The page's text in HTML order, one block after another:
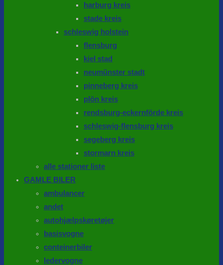
harburg kreis
stade kreis
schleswig holstein
flensburg
kiel stad
neumünster stadt
pinneberg kreis
plön kreis
rendsburg-eckernförde kreis
schleswig-flensburg kreis
segeberg kreis
stormarn kreis
alle stationer liste
GAMLE BILER
ambulancer
andet
autohjælpskøretøjer
basisvogne
conteinerbiler
ledervogne